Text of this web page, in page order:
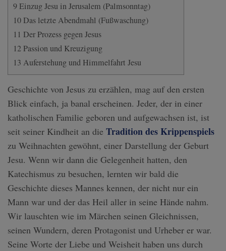
9Einzug Jesu in Jerusalem (Palmsonntag)
10 Das letzte Abendmahl (Fußwaschung)
11 Der Prozess gegen Jesus
12 Passion und Kreuzigung
13 Auferstehung und Himmelfahrt Jesu
Geschichte von Jesus zu erzählen, mag auf den ersten
Blick einfach, ja banal erscheinen. Jeder, der in einer
katholischen Familie geboren und aufgewachsen ist, ist
seit seiner Kindheit an die Tradition des Krippenspiels
zu Weihnachten gewöhnt, einer Darstellung der Geburt
Jesu. Wenn wir dann die Gelegenheit hatten, den
Katechismus zu besuchen, lernten wir bald die
Geschichte dieses Mannes kennen, der nicht nur ein
Mann war und der das Heil aller in seine Hände nahm.
Wir lauschten wie im Märchen seinen Gleichnissen,
seinen Wundern, deren Protagonist und Urheber er war.
Seine Worte der Liebe und Weisheit haben uns durch